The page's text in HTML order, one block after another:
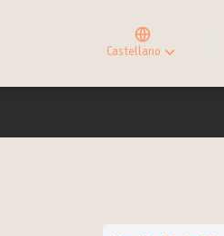
Castellano
Elegir el idioma
Choose language